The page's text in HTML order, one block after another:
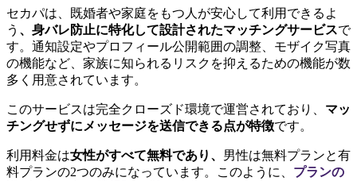
セカパは、既婚者や家庭をもつ人が安心して利用できるよ
う 、身バレ防止に特化して設計されたマッチングサービスで
す。通知設定やプロフィール公開範囲の調整、モザイク写真
の機能など、家族に知られるリスクを抑えるための機能が数
多く用意されています。
このサービスは完全クローズド環境で運営されており、 マッ
チングせずにメッセージを送信できる点が特徴です。
利用料金は女性がすべて無料であり、 男性は無料プランと有
料プランの2つのみになっています。このように、 プランの